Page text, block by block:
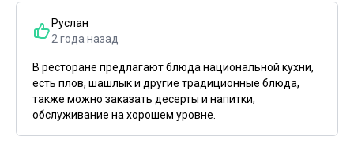
Руслан
2 года назад
В ресторане предлагают блюда национальной кухни,
есть плов, шашлык и другие традиционные блюда,
также можно заказать десерты и напитки,
обслуживание на хорошем уровне.